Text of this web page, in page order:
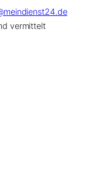
vermittelt